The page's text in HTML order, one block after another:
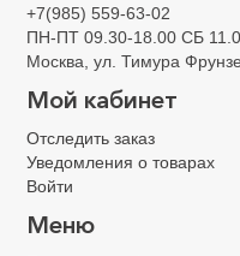
+7(985) 559-63-02
ПН-ПТ 09.30-18.00 СБ
Москва, ул. Тимура
Мой кабинет
Отследить заказ
Уведомления о товарах
Войти
Меню